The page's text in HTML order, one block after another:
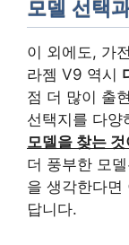
모델 선택
이 외에도, 가
라젬 V9 역시
점 더 많이 출
선택지를 다양
모델을 찾는 것
더 풍부한 모
을 생각한다면
답니다.